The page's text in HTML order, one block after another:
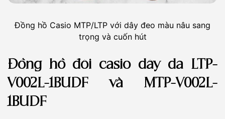
Đồng hồ Casio MTP/LTP với dây đeo màu nâu sang
trọng và cuốn hút
Đồng hồ đôi casio dây da LTP-
V002L-1BUDF và MTP-V002L-
1BUDF